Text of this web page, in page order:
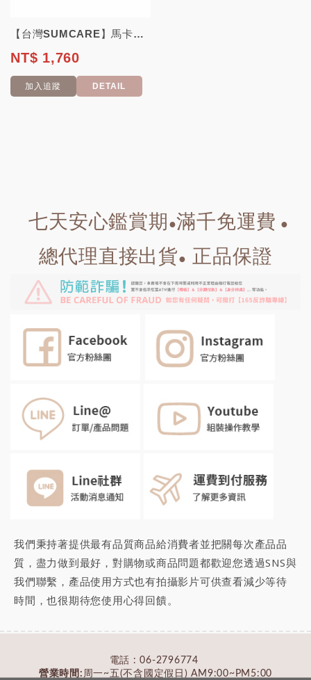
【台灣SUMCARE】馬卡龍UV滅菌罩組
NT$ 1,760
加入追蹤 DETAIL
七天安心鑑賞期 ●滿千免運費 ●
總代理直接出貨● 正品保證
我們秉持著提供最有品質商品給消費者並把關每次產品品
質，盡力做到最好，對購物或商品問題都歡迎您透過SNS與
我們聯繫，產品使用方式也有拍攝影片可供查看減少等待
時間，也很期待您使用心得回饋。
電話 :06-2796774
營業時間: 周一~五(不含國定假日) AM9:00~PM5:00